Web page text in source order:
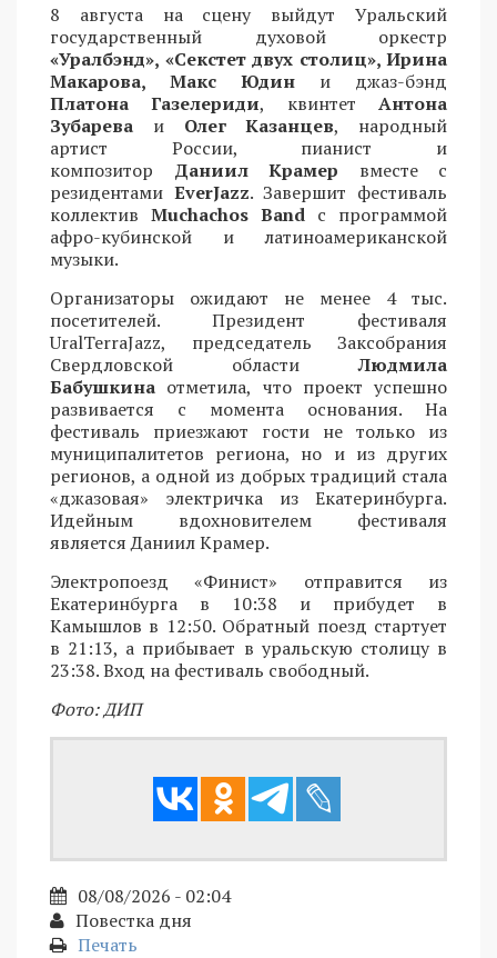
8 августа на сцену выйдут Уральский
государственный духовой оркестр
«Уралбэнд», «Секстет двух столиц», Ирина
Макарова, Макс Юдин и джаз-бэнд
Платона Газелериди, квинтетАнтона
Зубарева и Олег Казанцев, народный
артист России, пианист и
композитор Даниил Крамер вместе с
резидентами EverJazz. Завершит фестиваль
коллектив Muchachos Band с программой
афро-кубинской и латиноамериканской
музыки.
Организаторы ожидают не менее 4 тыс.
посетителей. Президент фестиваля
UralTerraJazz, председатель Заксобрания
Свердловской областиЛюдмила
Бабушкина отметила, что проект успешно
развивается с момента основания. На
фестиваль приезжают гости не только из
муниципалитетов региона, но и из других
регионов, а одной из добрых традиций стала
«джазовая» электричка из Екатеринбурга.
Идейным вдохновителем фестиваля
является Даниил Крамер.
Электропоезд «Финист» отправится из
Екатеринбурга в 10:38 и прибудет в
Камышлов в 12:50. Обратный поезд стартует
в 21:13, а прибывает в уральскую столицу в
23:38. Вход на фестиваль свободный.
Фото: ДИП
08/08/2026 - 02:04
Повестка дня
Печать